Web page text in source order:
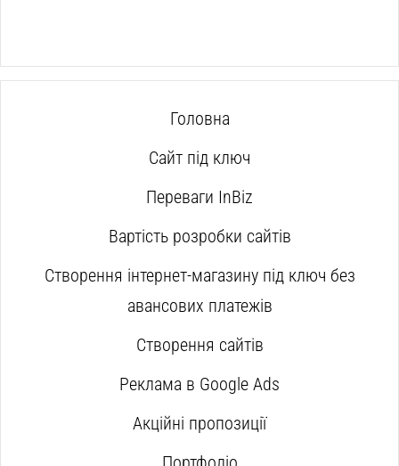
Головна
Сайт під ключ
Переваги InBiz
Вартість розробки сайтів
Створення інтернет-магазину під ключ без
авансових платежів
Створення сайтів
Реклама в Google Ads
Акційні пропозиції